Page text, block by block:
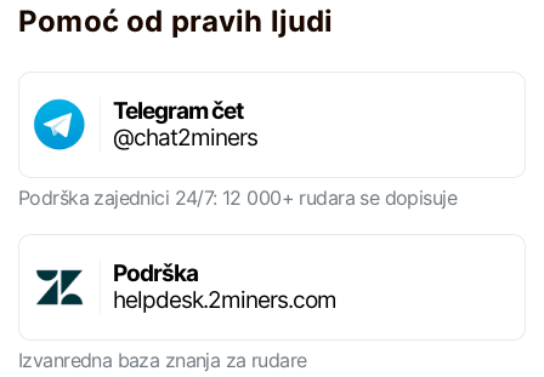
Pomoć od pravih ljudi
Telegram čet
@chat2miners
Podrška zajednici 24/7: 12 000+ rudara se dopisuje
Podrška
helpdesk.2miners.com
Izvanredna baza znanja za rudare